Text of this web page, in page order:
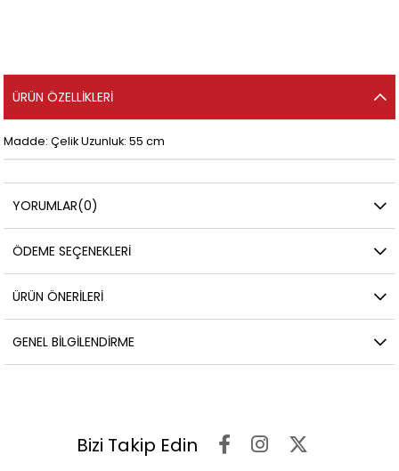
ÜRÜN ÖZELLIKLERI
Madde: Çelik Uzunluk: 55 cm
YORUMLAR(0)
ÖDEME SEÇENEKLERI
ÜRÜN ÖNERILERI
GENEL BILGILENDIRME
Bizi Takip Edin